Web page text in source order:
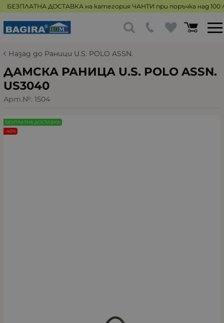
БЕЗПЛАТНА ДОСТАВКА на категория ЧАНТИ при поръчка над 100
Назад до Раници U.S. POLO ASSN.
ДАМСКА РАНИЦА U.S. POLO ASSN.
US3040
Арт.№: 1504
БЕЗПЛАТНА ДОСТАВКА
-40%